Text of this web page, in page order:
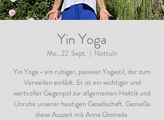
Yin Yoga
Mo., 22. Sept.
  |
Nottuln
Yin Yoga - ein ruhiger, passiver Yogastil, der zum
Verweilen einlädt. Er ist ein wichtiger und
wertvoller Gegenpol zur allgemeinen Hektik und
Unruhe unserer heutigen Gesellschaft. Genieße
diese Auszeit mit Anna Glomsda.